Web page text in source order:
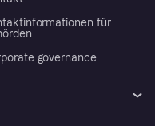
für
governance